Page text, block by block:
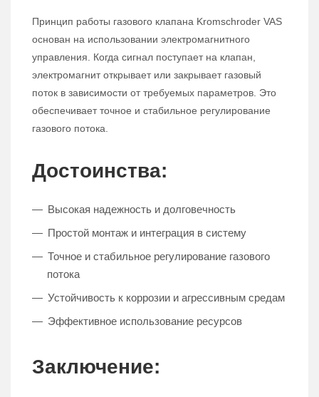
Принцип работы газового клапана Kromschroder VAS
основан на использовании электромагнитного
управления. Когда сигнал поступает на клапан,
электромагнит открывает или закрывает газовый
поток в зависимости от требуемых параметров. Это
обеспечивает точное и стабильное регулирование
газового потока.
Достоинства:
Высокая надежность и долговечность
Простой монтаж и интеграция в систему
Точное и стабильное регулирование газового
потока
Устойчивость к коррозии и агрессивным средам
Эффективное использование ресурсов
Заключение: